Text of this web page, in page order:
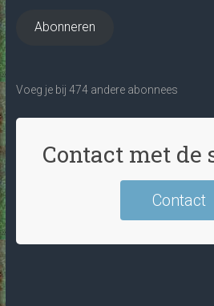
Abonneren
Voeg je bij 474 andere abonnees
Contact met de
Contact